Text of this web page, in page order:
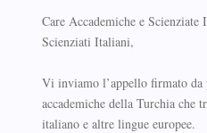
Care Accademiche e
Scienziati Italiani,
Vi inviamo l’appello firmato da
accademiche della Turchia che
italiano e altre lingue europee.